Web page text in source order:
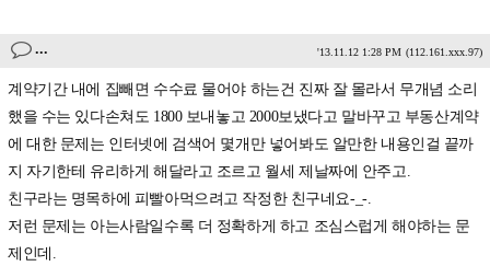
... '13.11.12 1:28 PM (112.161.xxx.97)
계약기간 내에 집빼면 수수료 물어야 하는건 진짜 잘 몰라서 무개념 소리
했을 수는 있다손쳐도 1800 보내놓고 2000보냈다고 말바꾸고 부동산계약
에 대한 문제는 인터넷에 검색어 몇개만 넣어봐도 알만한 내용인걸 끝까
지 자기한테 유리하게 해달라고 조르고 월세 제날짜에 안주고.
친구라는 명목하에 피빨아먹으려고 작정한 친구네요-_-.
저런 문제는 아는사람일수록 더 정확하게 하고 조심스럽게 해야하는 문
제인데.